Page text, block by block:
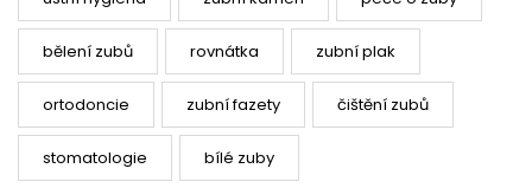
bělení zubů rovnátka zubní plak
ortodoncie zubní fazety čištění zubů
stomatologie bílé zuby